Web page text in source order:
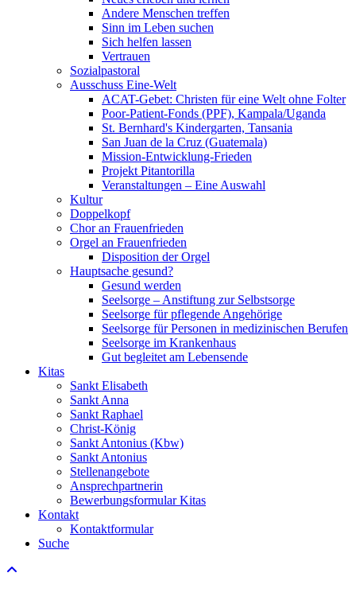
Andere Menschen treffen
Sinn im Leben suchen
Sich helfen lassen
Vertrauen
Sozialpastoral
Ausschuss Eine-Welt
ACAT-Gebet: Christen für eine Welt ohne Folter
Poor-Patient-Fonds (PPF), Kampala/Uganda
St. Bernhard's Kindergarten, Tansania
San Juan de la Cruz (Guatemala)
Mission-Entwicklung-Frieden
Projekt Pitantorilla
Veranstaltungen – Eine Auswahl
Kultur
Doppelkopf
Chor an Frauenfrieden
Orgel an Frauenfrieden
Disposition der Orgel
Hauptsache gesund?
Gesund werden
Seelsorge – Anstiftung zur Selbstsorge
Seelsorge für pflegende Angehörige
Seelsorge für Personen in medizinischen Berufen
Seelsorge im Krankenhaus
Gut begleitet am Lebensende
Kitas
Sankt Elisabeth
Sankt Anna
Sankt Raphael
Christ-König
Sankt Antonius (Kbw)
Sankt Antonius
Stellenangebote
Ansprechpartnerin
Bewerbungsformular Kitas
Kontakt
Kontaktformular
Suche